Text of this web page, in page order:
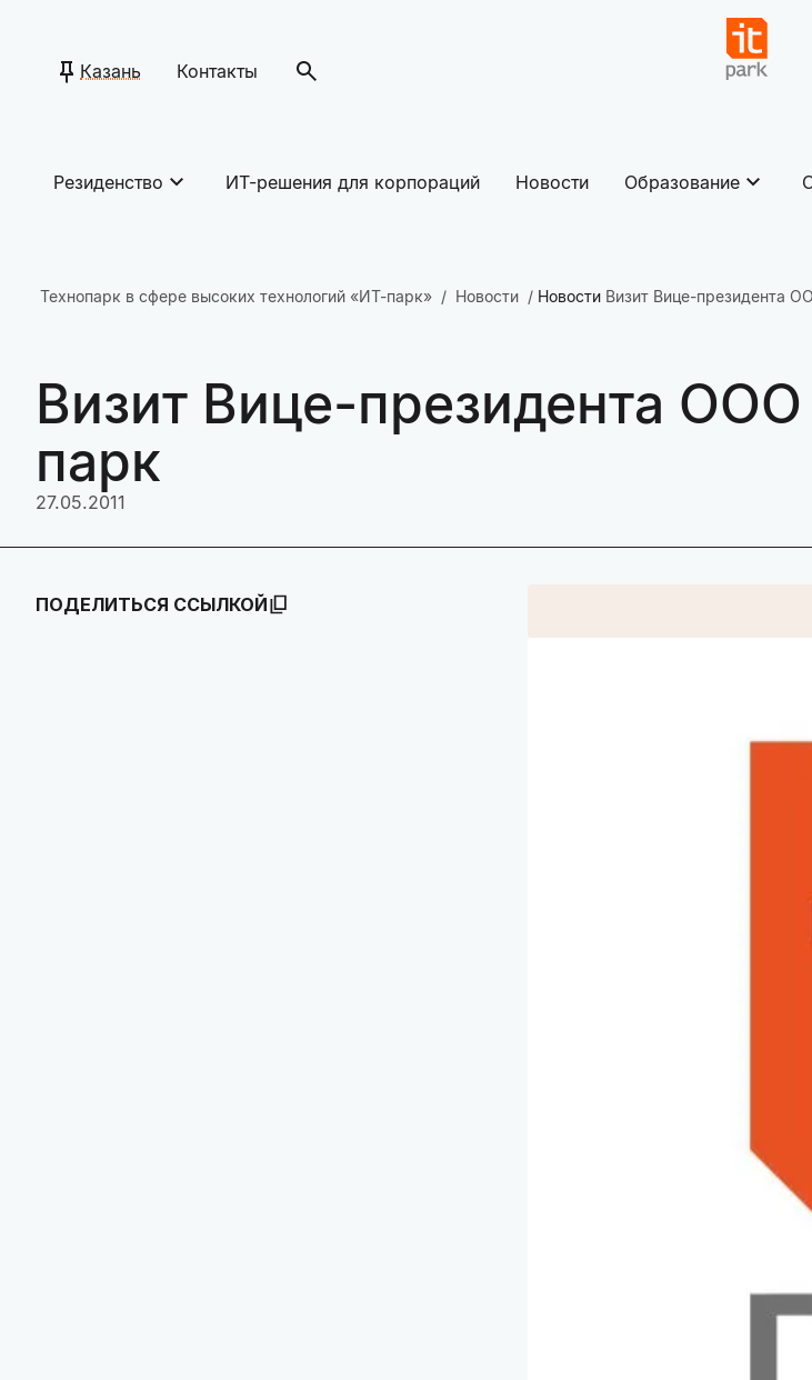
Казань Контакты
Резиденство ИТ-решения для корпораций Новости Образование
Технопарк в сфере высоких технологий «ИТ-парк» Новости Новости Визит Вице-президента
Визит Вице-президента
парк
27.05.2011
ПОДЕЛИТЬСЯ ССЫЛКОЙ